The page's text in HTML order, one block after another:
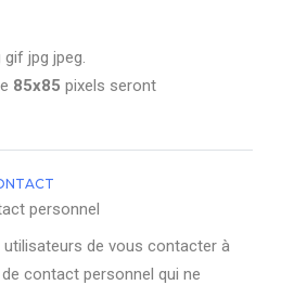
jpg jpeg.
85x85 pixels seront
personnel
de vous contacter à
contact personnel qui ne